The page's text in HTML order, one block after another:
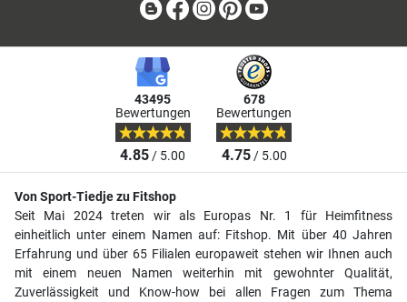
BlogFacebook
Instagram
Pinterest
43495
Bewertungen
4.85/ 5.00
678
Bewertungen
4.75/ 5.00
Von Sport-Tiedje zu Fitshop
Seit Mai 2024 treten wir als Europas Nr. 1 für Heimfitness
einheitlich unter einem Namen auf: Fitshop. Mit über 40 Jahren
Erfahrung und über 65 Filialen europaweit stehen wir Ihnen auch
mit einem neuen Namen weiterhin mit gewohnter Qualität,
Zuverlässigkeit und Know-how bei allen Fragen zum Thema